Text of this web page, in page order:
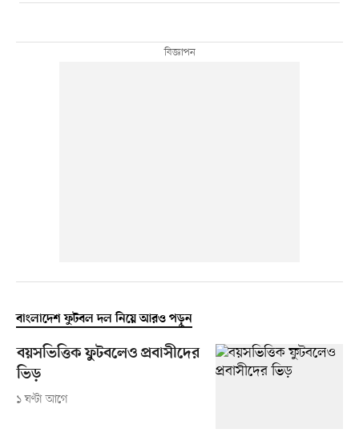
বাংলাদেশ ফুটবল দল নিয়ে আরও পড়ুন
বয়সভিত্তিক ফুটবলেও প্রবাসীদের
ভিড়
১ ঘণ্টা আগে